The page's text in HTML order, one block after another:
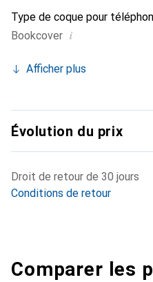
Type de coque pour
Bookcover i
Afficher plus
Évolution du prix
Droit de retour de 30 jours
Conditions de retour
Comparer les